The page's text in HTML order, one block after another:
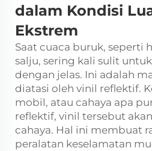
dalam Kondisi
Ekstrem
Saat cuaca buruk, seperti
salju, sering kali sulit
dengan jelas. Ini adalah
diatasi oleh vinil reflektif.
mobil, atau cahaya apa
reflektif, vinil tersebut
cahaya. Hal ini membuat
peralatan keselamatan